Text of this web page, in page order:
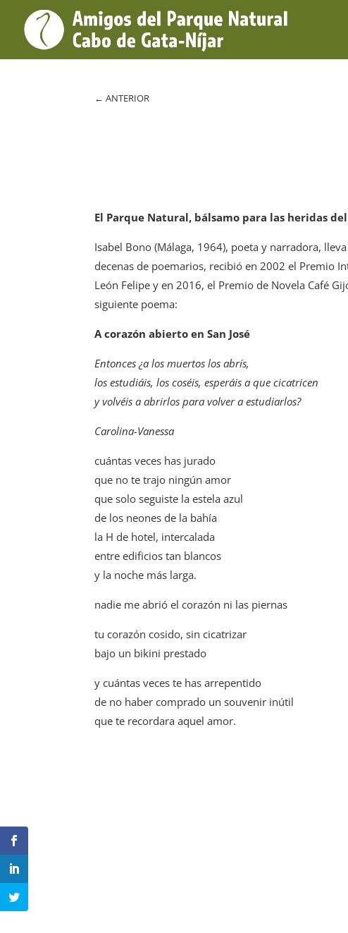
←ANTERIOR
El Parque Natural, bálsamo para las heridas
Isabel Bono (Málaga, 1964), poeta y narradora,
decenas de poemarios, recibió en 2002 el Premio
León Felipe y en 2016, el Premio de Novela Café
siguiente poema:
A corazón abierto en San José
Entonces ¿a los muertos los abrís,
los estudiáis, los coséis, esperáis a que cicatricen
y volvéis a abrirlos para volver a estudiarlos?
Carolina-Vanessa
cuántas veces has jurado
que no te trajo ningún amor
que solo seguiste la estela azul
de los neones de la bahía
la H de hotel, intercalada
entre edificios tan blancos
y la noche más larga.
nadie me abrió el corazón ni las piernas
tu corazón cosido, sin cicatrizar
bajo un bikini prestado
y cuántas veces te has arrepentido
de no haber comprado un souvenir inútil
que te recordara aquel amor.